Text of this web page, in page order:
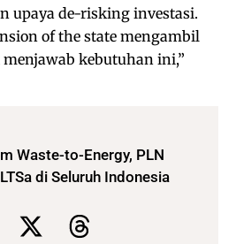
upaya de-risking investasi.
of the state mengambil
kebutuhan ini,”
Waste-to-Energy, PLN
di Seluruh Indonesia